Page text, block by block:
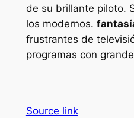
de su brillante piloto.
los modernos.
frustrantes de
programas con
Source link